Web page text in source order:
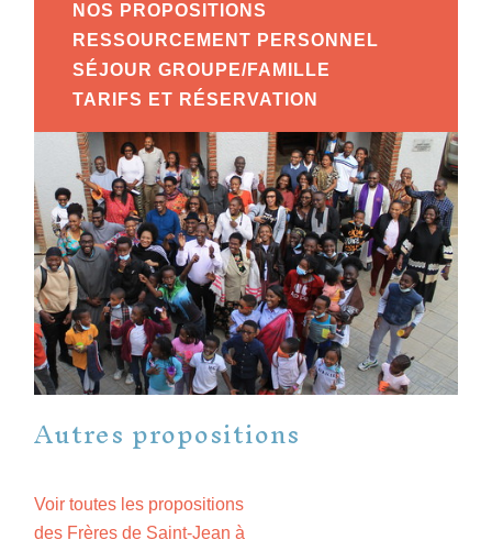
NOS PROPOSITIONS
RESSOURCEMENT PERSONNEL
SÉJOUR GROUPE/FAMILLE
TARIFS ET RÉSERVATION
Autres propositions
Voir toutes les propositions
des Frères de Saint-Jean à